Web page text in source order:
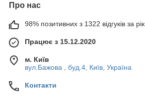
Про нас
98% позитивних з 1322 відгуків за рік
Працює з 15.12.2020
м. Київ
вул.Бажова , буд.4, Київ, Україна
Контакти